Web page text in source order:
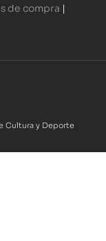
de compra |
Cultura y Deporte